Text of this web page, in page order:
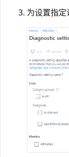
为设置指定